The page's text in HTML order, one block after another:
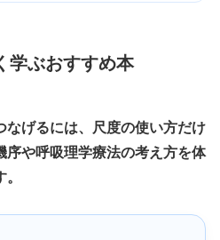
学ぶおすすめ本
げるには、尺度の使い方だけ
や呼吸理学療法の考え方を体